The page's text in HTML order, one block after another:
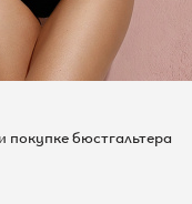
покупке бюстгальтера
от ТЦ «Райкин плаза»!
бюстгальтера